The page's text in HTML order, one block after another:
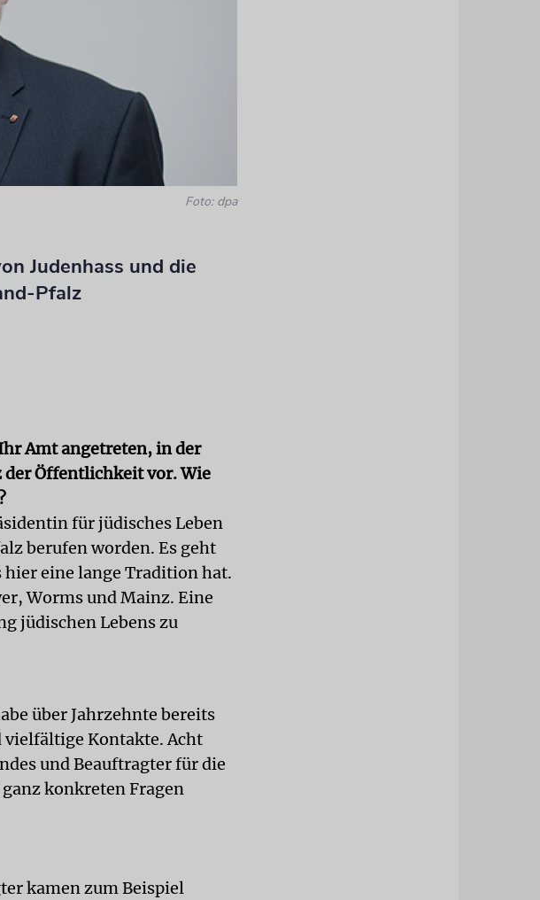
Foto: dpa
Judenhass und die
Pfalz
Amt angetreten, in der
der Öffentlichkeit vor. Wie
für jüdisches Leben
berufen worden. Es geht
hier eine lange Tradition hat.
Worms und Mainz. Eine
jüdischen Lebens zu
über Jahrzehnte bereits
vielfältige Kontakte. Acht
und Beauftragter für die
konkreten Fragen
kamen zum Beispiel